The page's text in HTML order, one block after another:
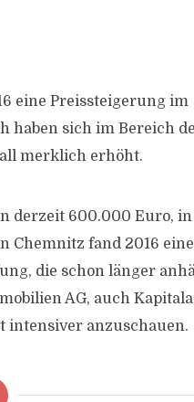
eine Preissteigerung im
haben sich im Bereich
merklich erhöht.
derzeit 600.000 Euro,
Chemnitz fand 2016
die schon länger
AG, auch
intensiver anzuschauen.